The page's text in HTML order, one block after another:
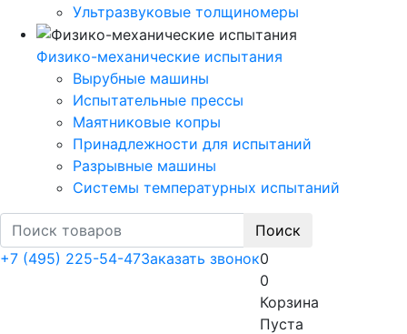
Ультразвуковые толщиномеры
Физико-механические испытания
Вырубные машины
Испытательные прессы
Маятниковые копры
Принадлежности для испытаний
Разрывные машины
Системы температурных испытаний
Поиск
+7 (495) 225-54-47Заказать звонок0
0
Корзина
Пуста